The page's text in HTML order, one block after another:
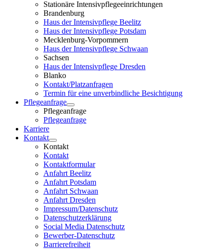
Stationäre Intensivpflegeeinrichtungen
Brandenburg
Haus der Intensivpflege Beelitz
Haus der Intensivpflege Potsdam
Mecklenburg-Vorpommern
Haus der Intensivpflege Schwaan
Sachsen
Haus der Intensivpflege Dresden
Blanko
Kontakt/Platzanfragen
Termin für eine unverbindliche Besichtigung
Pflegeanfrage
Pflegeanfrage
Pflegeanfrage
Karriere
Kontakt
Kontakt
Kontakt
Kontaktformular
Anfahrt Beelitz
Anfahrt Potsdam
Anfahrt Schwaan
Anfahrt Dresden
Impressum/Datenschutz
Datenschutzerklärung
Social Media Datenschutz
Bewerber-Datenschutz
Barrierefreiheit